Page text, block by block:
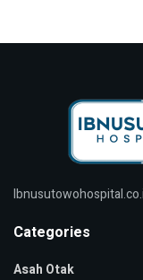
Categories
Asah Otak